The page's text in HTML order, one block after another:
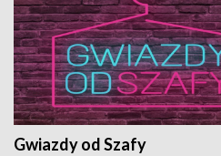
Gwiazdy od Szafy